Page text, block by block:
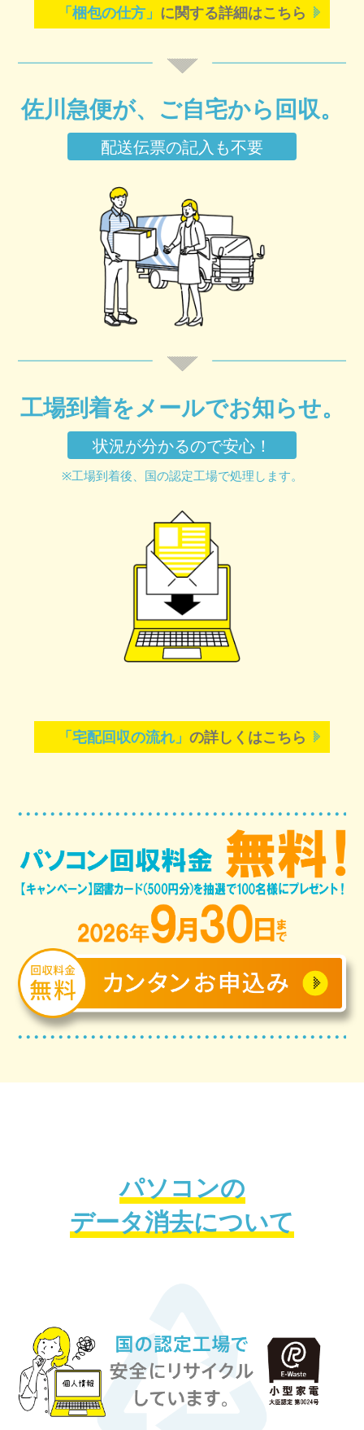
「梱包の仕方」 に関する詳細はこちら
佐川急便が、ご自宅から回収。
配送伝票の記入も不要
工場到着をメールでお知らせ。
状況が分かるので安心！
※工場到着後、国の認定工場で処理します。
「宅配回収の流れ」 の詳しくはこちら
パソコンの
データ消去について